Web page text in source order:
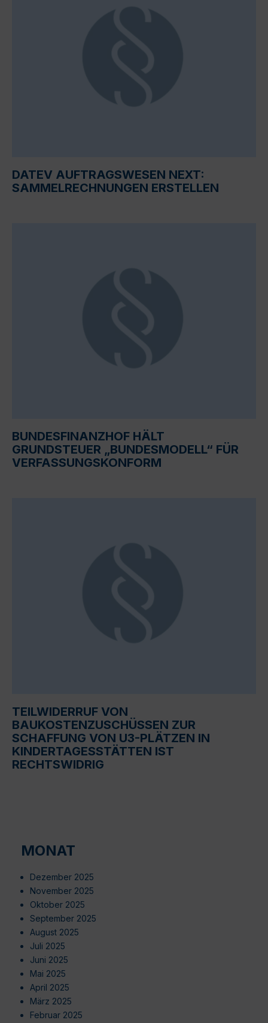
DATEV AUFTRAGSWESEN NEXT:
SAMMELRECHNUNGEN ERSTELLEN
BUNDESFINANZHOF HÄLT
GRUNDSTEUER „BUNDESMODELL“ FÜR
VERFASSUNGSKONFORM
TEILWIDERRUF VON
BAUKOSTENZUSCHÜSSEN ZUR
SCHAFFUNG VON U3-PLÄTZEN IN
KINDERTAGESSTÄTTEN IST
RECHTSWIDRIG
MONAT
Dezember 2025
November 2025
Oktober 2025
September 2025
August 2025
Juli 2025
Juni 2025
Mai 2025
April 2025
März 2025
Februar 2025